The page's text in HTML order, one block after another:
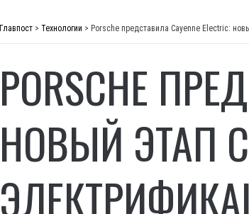
Главпост > Технологии > Porsche представила Cayenne Electric:
PORSCHE
НОВЫЙ ЭТАП